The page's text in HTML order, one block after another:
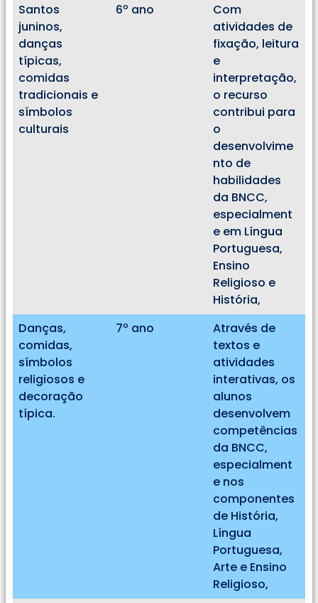
Santos
juninos,
danças
típicas,
comidas
tradicionais e
símbolos
culturais
6º ano
Com
atividades de
fixação, leitura
e
interpretação,
o recurso
contribui para
o
desenvolvime
nto de
habilidades
da BNCC,
especialment
e em Língua
Portuguesa,
Ensino
Religioso e
História,
Danças,
comidas,
símbolos
religiosos e
decoração
típica.
7º ano
Através de
textos e
atividades
interativas, os
alunos
desenvolvem
competências
da BNCC,
especialment
e nos
componentes
de História,
Língua
Portuguesa,
Arte e Ensino
Religioso,